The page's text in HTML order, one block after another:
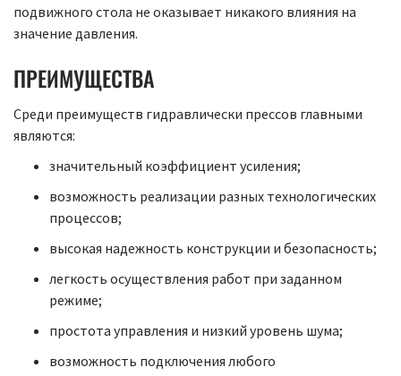
подвижного стола не оказывает никакого влияния на
значение давления.
ПРЕИМУЩЕСТВА
Среди преимуществ гидравлически прессов главными
являются:
значительный коэффициент усиления;
возможность реализации разных технологических
процессов;
высокая надежность конструкции и безопасность;
легкость осуществления работ при заданном
режиме;
простота управления и низкий уровень шума;
возможность подключения любого